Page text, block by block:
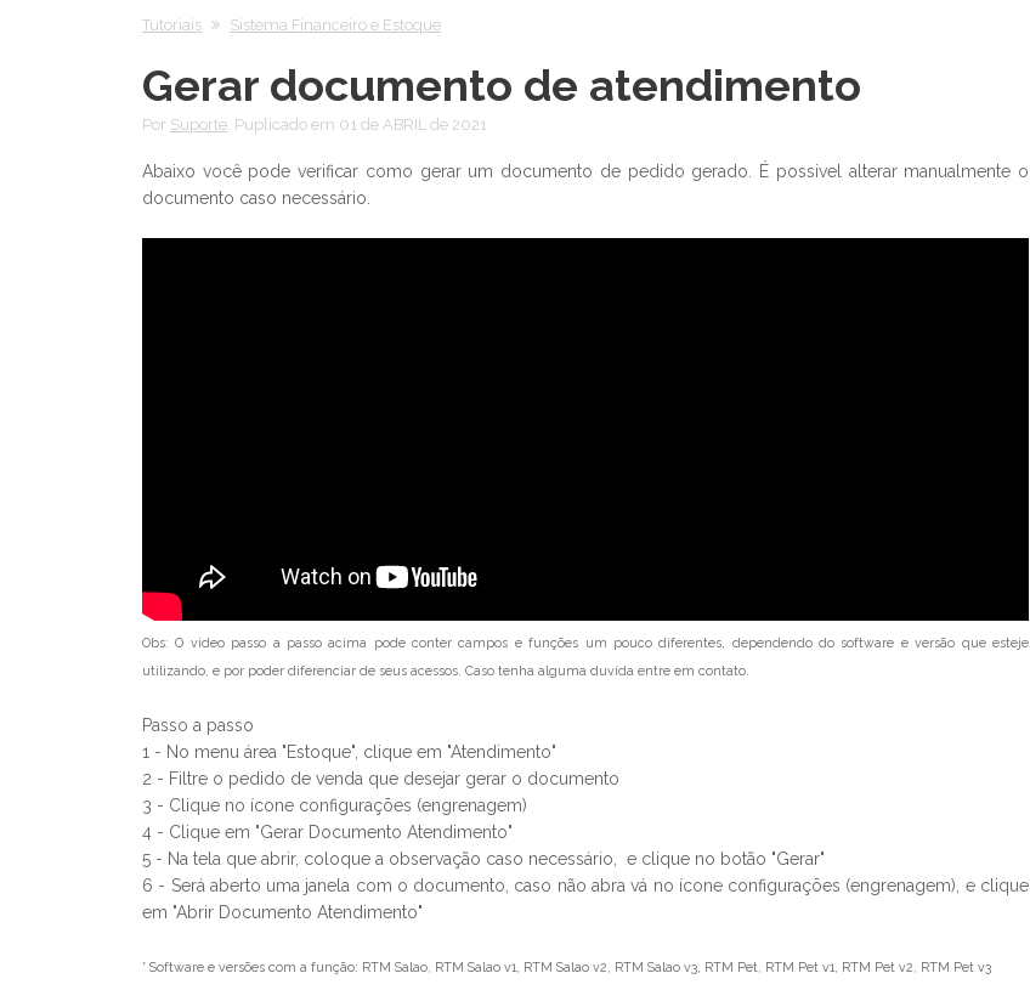
Tutoriais Sistema Financeiro e Estoque
Gerar documento de atendimento
Por Suporte. Puplicado em 01 de ABRIL de 2021
Abaixo você pode verificar como gerar um documento de pedido gerado. É possivel alterar manualmente o
documento caso necessário.
Obs:O vídeo passo a passo acima pode conter campos e funções um pouco diferentes, dependendo do software e versão que esteje
utilizando, e por poder diferenciar de seus acessos. Caso tenha alguma duvída entre em contato.
Passo a passo
1 - No menu área "Estoque", clique em "Atendimento"
2 - Filtre o pedido de venda que desejar gerar o documento
3 - Clique no ícone configurações (engrenagem)
4 - Clique em "Gerar Documento Atendimento"
5 - Na tela que abrir, coloque a observação caso necessário, e clique no botão "Gerar"
6 - Será aberto uma janela com o documento, caso não abra vá no ícone configurações (engrenagem), e clique
em "Abrir Documento Atendimento"
* Software e versões com a função: RTM Salao, RTM Salao v1, RTM Salao v2, RTM Salao v3, RTM Pet, RTM Pet v1, RTM Pet v2, RTM Pet v3